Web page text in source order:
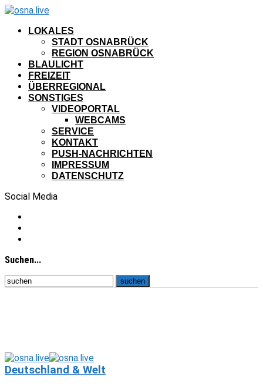
LOKALES
STADT OSNABRÜCK
REGION OSNABRÜCK
BLAULICHT
FREIZEIT
ÜBERREGIONAL
SONSTIGES
VIDEOPORTAL
WEBCAMS
SERVICE
KONTAKT
PUSH-NACHRICHTEN
IMPRESSUM
DATENSCHUTZ
Social Media
Suchen...
Deutschland & Welt